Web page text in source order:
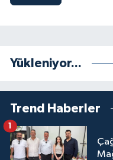
Yükleniyor...
Trend Haberler
1